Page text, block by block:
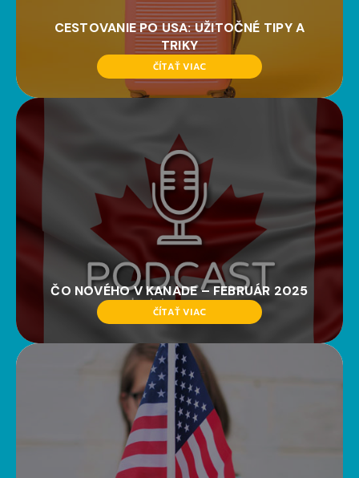
CESTOVANIE PO USA: UŽITOČNÉ TIPY A
TRIKY
ČÍTAŤ VIAC
ČO NOVÉHO V KANADE – FEBRUÁR 2025
ČÍTAŤ VIAC